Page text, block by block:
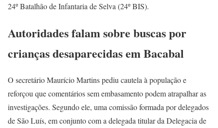
24º Batalhão de Infantaria de Selva (24º BIS).
Autoridades falam sobre buscas por
crianças desaparecidas em Bacabal
O secretário Maurício Martins pediu cautela à população e
reforçou que comentários sem embasamento podem atrapalhar as
investigações. Segundo ele, uma comissão formada por delegados
de São Luís, em conjunto com a delegada titular da Delegacia de